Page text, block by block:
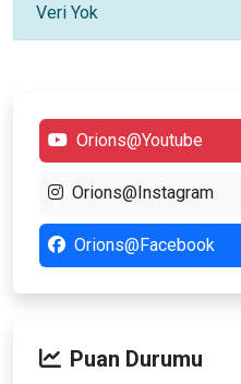
Veri Yok
Orions@Youtube
Orions@Instagram
Orions@Facebook
Puan Durumu